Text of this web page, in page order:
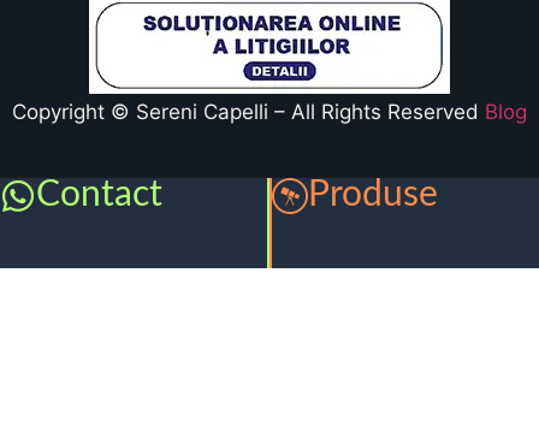
Copyright © Sereni Capelli – All Rights Reserved Blog
Contact Produse